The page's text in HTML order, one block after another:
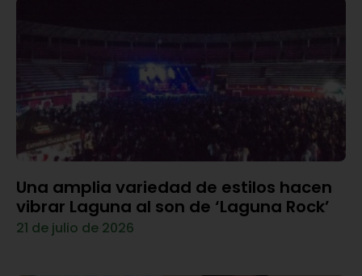
Una amplia variedad de estilos hacen
vibrar Laguna al son de ‘Laguna Rock’
21 de julio de 2026